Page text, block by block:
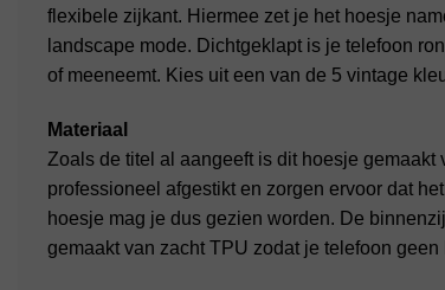
flexibele zijkant. Hiermee zet je het hoesje
landscape mode. Dichtgeklapt is je telefoon
of meeneemt. Kies uit een van de 5 vintage
Materiaal
Zoals de titel al aangeeft is dit hoesje
professioneel afgestikt en zorgen ervoor dat
hoesje mag je dus gezien worden. De
gemaakt van zacht TPU zodat je telefoon